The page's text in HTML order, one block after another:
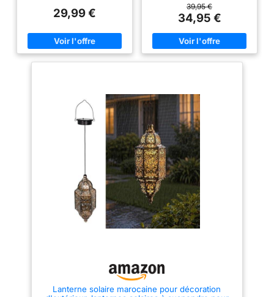
Extérieur Patio Balcon
Camping
également étanche, vous n'avez
conditions météorologiques
lorsque vous les laissez à
l'extérieur. 【Contrôle
intelligent】Il vous suffit de les
absorbent la lumière du jour et
chargent la batterie, puis
s'allument automatiquement
lorsque la nuit tombe. Vous
n'avez pas besoin de les
allumer et de les éteindre tous
les jours. Très simple et
pratique. 【Charge solaire】
convertissent efficacement la
lumière du soleil en électricité.
Les lanternes solaires peuvent
être entièrement chargées en 5
à 8 heures au soleil. Une fois
complètement chargées, elles
suspendues, ou insérées dans
le sol après avoir assemblé les
29,99 €
d’Ombre pour Jardin,
Terrasse ou Balcon
dans votre jardin, créant une
ambiance chaleureuse et
authentique à la tombée de la
nuit. Résistantes aux
Intempéries : Conçues avec des
matériaux de haute qualité, ces
lampes solaires sont étanches
Automatique : Une fois le mode
ON activé, les lanternes
s’allument automatiquement à la
nuit tombée et s’éteignent au
lever du jour, grâce à leur
capteur solaire intégré.
Polyvalentes et Décoratives : À
suspendre dans un arbre ou à
poser sur une table, ces lampes
solaires LED s’adaptent
parfaitement à tous les espaces
extérieurs – jardin, terrasse,
patio ou balcon. Sans Câbles et
Écologiques : Fonctionnant à
l’énergie solaire, elles ne
39,95 €
34,95 €
Lanterne solaire marocaine pour décoration